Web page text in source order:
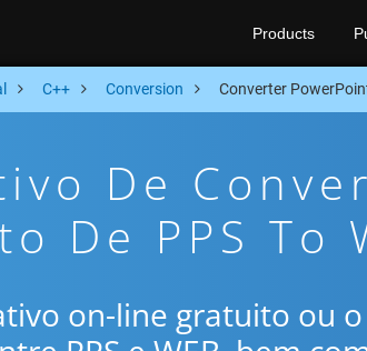
Products
C++ Conversion Converter
De
De PPS To
on-line gratuito ou o